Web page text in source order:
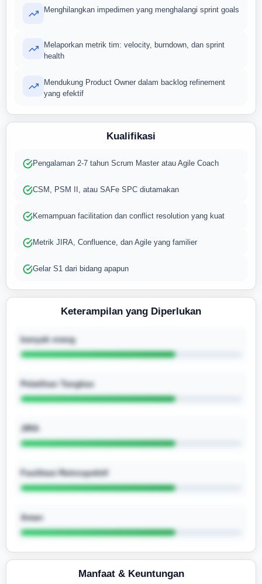
Menghilangkan impedimen yang menghalangi sprint goals
Melaporkan metrik tim: velocity, burndown, dan sprint
health
Mendukung Product Owner dalam backlog refinement
yang efektif
Kualifikasi
Pengalaman 2-7 tahun Scrum Master atau Agile Coach
CSM, PSM II, atau SAFe SPC diutamakan
Kemampuan facilitation dan conflict resolution yang kuat
Metrik JIRA, Confluence, dan Agile yang familier
Gelar S1 dari bidang apapun
Keterampilan yang Diperlukan
banyak orang
Pelatihan Tangkas
JIRA
Fasilitasi Retrospektif
Aman
Manfaat & Keuntungan